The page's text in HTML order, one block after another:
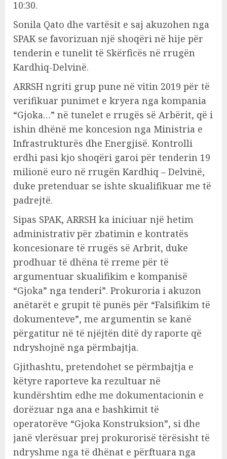
10:30.
Sonila Qato dhe vartësit e saj akuzohen nga
SPAK se favorizuan një shoqëri në hije për
tenderin e tunelit të Skërficës në rrugën
Kardhiq-Delvinë.
ARRSH ngriti grup pune në vitin 2019 për të
verifikuar punimet e kryera nga kompania
“Gjoka…” në tunelet e rrugës së Arbërit, që i
ishin dhënë me koncesion nga Ministria e
Infrastrukturës dhe Energjisë. Kontrolli
erdhi pasi kjo shoqëri garoi për tenderin 19
milionë euro në rrugën Kardhiq – Delvinë,
duke pretenduar se ishte skualifikuar me të
padrejtë.
Sipas SPAK, ARRSH ka iniciuar një hetim
administrativ për zbatimin e kontratës
koncesionare të rrugës së Arbrit, duke
prodhuar të dhëna të rreme për të
argumentuar skualifikim e kompanisë
“Gjoka” nga tenderi”. Prokuroria i akuzon
anëtarët e grupit të punës për “Falsifikim të
dokumenteve”, me argumentin se kanë
përgatitur në të njëjtën ditë dy raporte që
ndryshojnë nga përmbajtja.
Gjithashtu, pretendohet se përmbajtja e
këtyre raporteve ka rezultuar në
kundërshtim edhe me dokumentacionin e
dorëzuar nga ana e bashkimit të
operatorëve “Gjoka Konstruksion”, si dhe
janë vlerësuar prej prokurorisë tërësisht të
ndryshme nga të dhënat e përftuara nga